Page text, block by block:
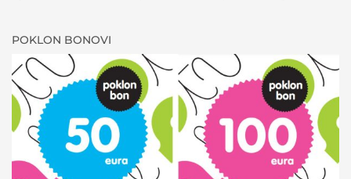
POKLON BONOVI